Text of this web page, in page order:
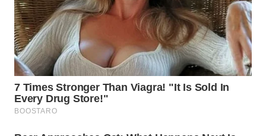
WN
BORNEO
Wahana
Media
Group
WAHANA
NEWS